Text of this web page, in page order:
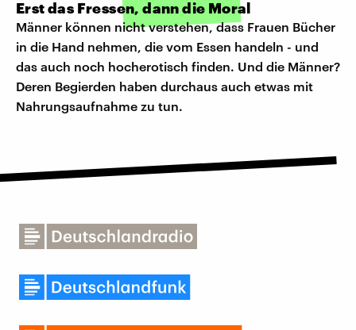
Erst das Fressen, dann die Moral
Männer können nicht verstehen, dass Frauen Bücher
in die Hand nehmen, die vom Essen handeln - und
das auch noch hocherotisch finden. Und die Männer?
Deren Begierden haben durchaus auch etwas mit
Nahrungsaufnahme zu tun.